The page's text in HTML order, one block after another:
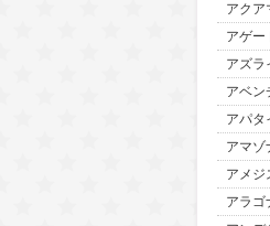
アクア
アゲー
アズラ
アベン
アパタ
アマゾ
アメジ
アラゴ